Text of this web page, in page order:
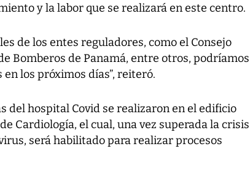
y la labor que se realizará en este centro.
de los entes reguladores, como el Consejo
Bomberos de Panamá, entre otros, podríamos
los próximos días”, reiteró.
del hospital Covid se realizaron en el edificio
Cardiología, el cual, una vez superada la crisis
será habilitado para realizar procesos